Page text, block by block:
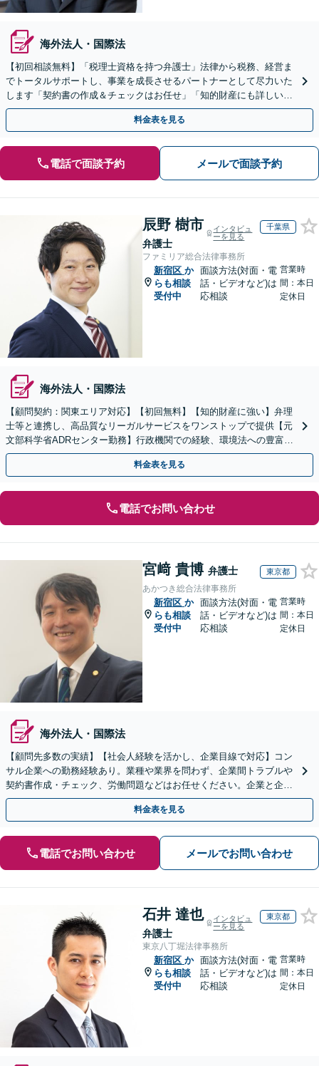
海外法人・国際法
【初回相談無料】「税理士資格を持つ弁護士」法律から税務、経営ま
でトータルサポートし、事業を成長させるパートナーとして尽力いた
します「契約書の作成＆チェックはお任せ」「知的財産にも詳しい」
【顧問契約は4つのプラン】【完全個室】【新宿西口1分】
料金表を見る
電話で面談予約 メールで面談予約
辰野 樹市
弁護士
インタビュ
ーを見る
千葉県
ファミリア総合法律事務所
新宿区 か
らも相談
受付中
面談方法(対面・電
話・ビデオなど)は
応相談
営業時
間：本日
定休日
海外法人・国際法
【顧問契約：関東エリア対応】【初回無料】【知的財産に強い】弁理
士等と連携し、高品質なリーガルサービスをワンストップで提供【元
文部科学省ADRセンター勤務】行政機関での経験、環境法への豊富な
知識を活かし、事業者さまの抱える問題を解決へ導きます
料金表を見る
電話でお問い合わせ
宮﨑 貴博 弁護士 東京都
あかつき総合法律事務所
新宿区 か
らも相談
受付中
面談方法(対面・電
話・ビデオなど)は
応相談
営業時
間：本日
定休日
海外法人・国際法
【顧問先多数の実績】【社会人経験を活かし、企業目線で対応】コン
サル企業への勤務経験あり。業種や業界を問わず、企業間トラブルや
契約書作成・チェック、労働問題などはお任せください。企業と企業
の連携をつなぐ「橋渡し役」として、企業の発展をサポート
料金表を見る
電話でお問い合わせ メールでお問い合わせ
石井 達也
弁護士
インタビュ
ーを見る
東京都
東京八丁堀法律事務所
新宿区 か
らも相談
受付中
面談方法(対面・電
話・ビデオなど)は
応相談
営業時
間：本日
定休日